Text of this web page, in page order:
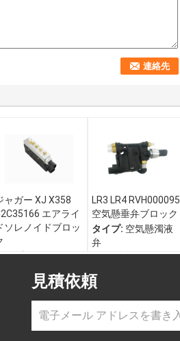
ャガー XJ X358
エアライ
ソレノイドブロッ
イプ:空気懸垂弁,
空気ポンプ供給電磁
LR3 LR4 RVH000095
空気懸垂弁ブロック
タイプ: 空気懸濁液
弁
OEM番号:
参照番号:
車両について:ラン
ド・レンジャーロー
見積依頼